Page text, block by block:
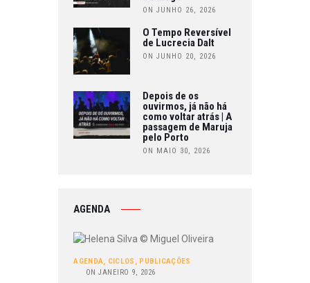
ON JUNHO 26, 2026
O Tempo Reversível
de Lucrecia Dalt
ON JUNHO 20, 2026
Depois de os
ouvirmos, já não há
como voltar atrás | A
passagem de Maruja
pelo Porto
ON MAIO 30, 2026
AGENDA
AGENDA, CICLOS , PUBLICAÇÕES
ON JANEIRO 9, 2026